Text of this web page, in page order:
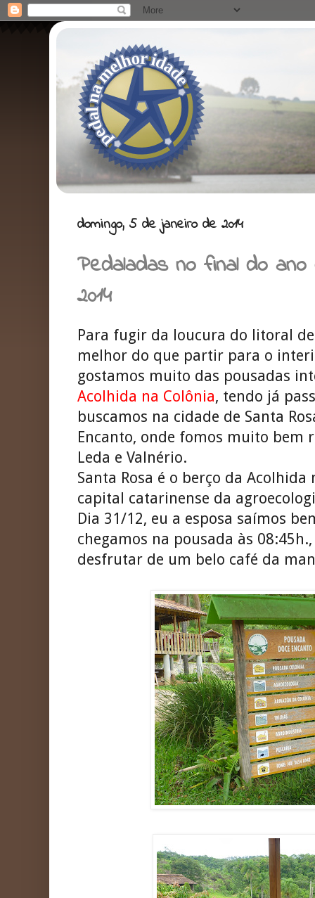
domingo, 5 de janeiro de 2014
Pedaladas no final do
2014
Para fugir da loucura do litoral
melhor do que partir para o
gostamos muito das pousadas
Acolhida na Colônia, tendo já
buscamos na cidade de Santa
Encanto, onde fomos muito bem
Leda e Valnério.
Santa Rosa é o berço da
capital catarinense da
Dia 31/12, eu a esposa saímos
chegamos na pousada às
desfrutar de um belo café da